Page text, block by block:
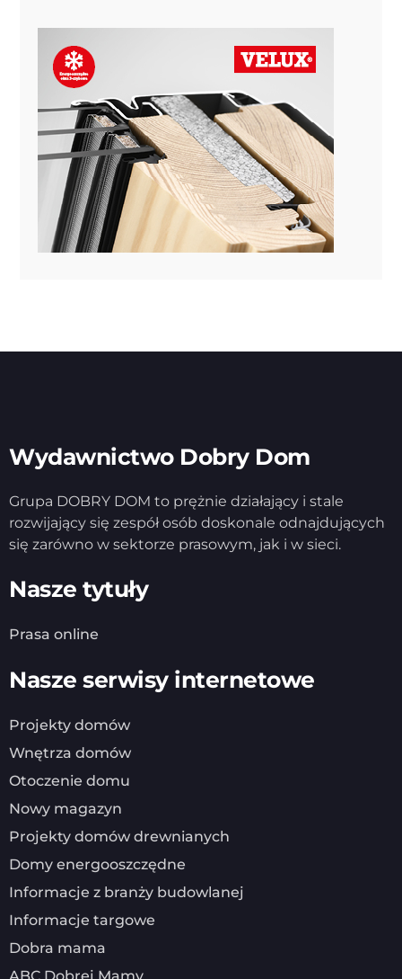
Wydawnictwo Dobry Dom
Grupa DOBRY DOM to prężnie działający i stale
rozwijający się zespół osób doskonale odnajdujących
się zarówno w sektorze prasowym, jak i w sieci.
Nasze tytuły
Prasa online
Nasze serwisy internetowe
Projekty domów
Wnętrza domów
Otoczenie domu
Nowy magazyn
Projekty domów drewnianych
Domy energooszczędne
Informacje z branży budowlanej
Informacje targowe
Dobra mama